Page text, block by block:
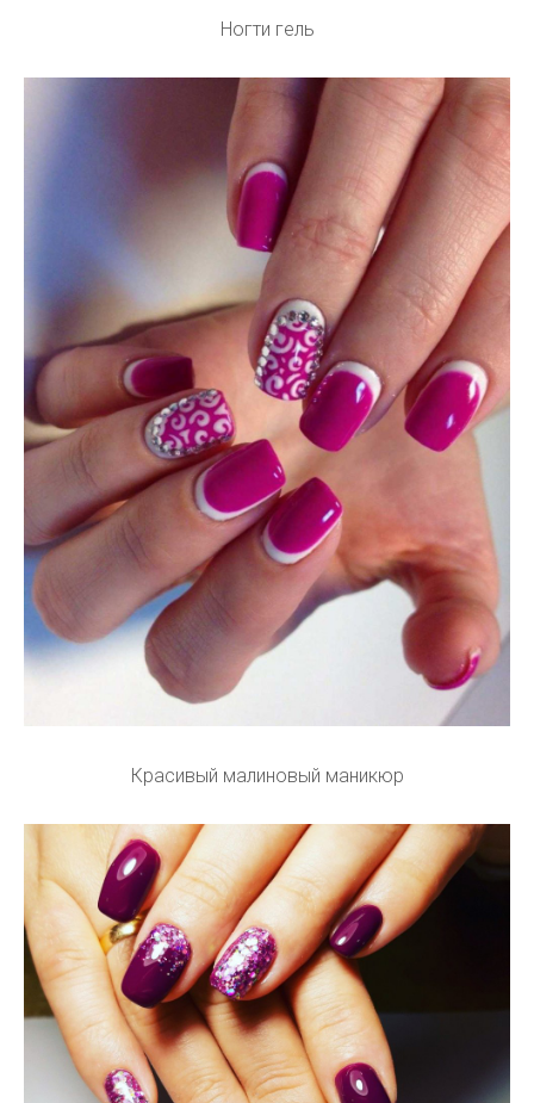
Ногти гель
Красивый малиновый маникюр